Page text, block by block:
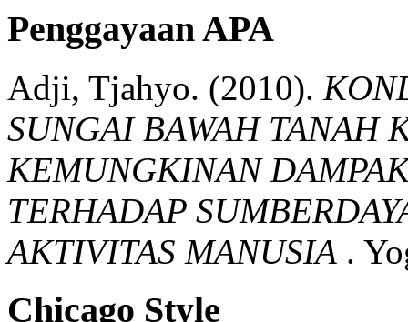
Penggayaan APA
Adji, Tjahyo. (2010).
SUNGAI BAWAH TANAH
KEMUNGKINAN
TERHADAP
AKTIVITAS MANUSIA .
Chicago Style